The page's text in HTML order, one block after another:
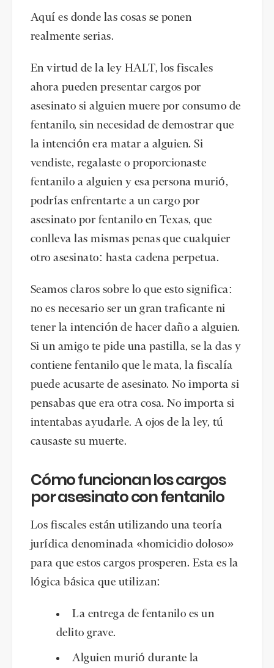
Aquí es donde las cosas se ponen
realmente serias.
En virtud de la ley HALT, los fiscales
ahora pueden presentar cargos por
asesinato si alguien muere por consumo de
fentanilo, sin necesidad de demostrar que
la intención era matar a alguien. Si
vendiste, regalaste o proporcionaste
fentanilo a alguien y esa persona murió,
podrías enfrentarte a un cargo por
asesinato por fentanilo en Texas, que
conlleva las mismas penas que cualquier
otro asesinato: hasta cadena perpetua.
Seamos claros sobre lo que esto significa:
no es necesario ser un gran traficante ni
tener la intención de hacer daño a alguien.
Si un amigo te pide una pastilla, se la das y
contiene fentanilo que le mata, la fiscalía
puede acusarte de asesinato. No importa si
pensabas que era otra cosa. No importa si
intentabas ayudarle. A ojos de la ley, tú
causaste su muerte.
Cómo funcionan los cargos
por asesinato con fentanilo
Los fiscales están utilizando una teoría
jurídica denominada «homicidio doloso»
para que estos cargos prosperen. Esta es la
lógica básica que utilizan:
La entrega de fentanilo es un
delito grave.
Alguien murió durante la